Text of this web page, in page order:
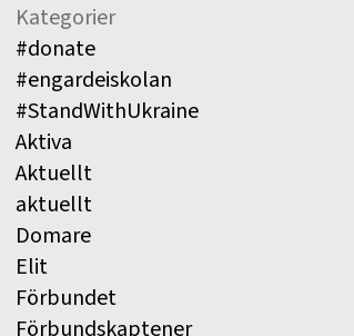
Kategorier
#donate
#engardeiskolan
#StandWithUkraine
Aktiva
Aktuellt
aktuellt
Domare
Elit
Förbundet
Förbundskaptener